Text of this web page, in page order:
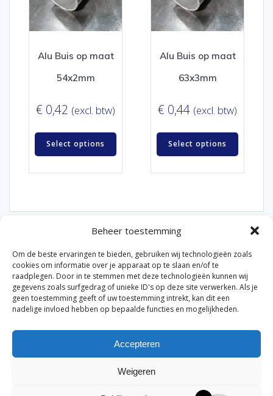
Beheer toestemming
Om de beste ervaringen te bieden, gebruiken wij technologieën zoals
cookies om informatie over je apparaat op te slaan en/of te
raadplegen. Door in te stemmen met deze technologieën kunnen wij
gegevens zoals surfgedrag of unieke ID's op deze site verwerken. Als je
geen toestemming geeft of uw toestemming intrekt, kan dit een
nadelige invloed hebben op bepaalde functies en mogelijkheden.
Accepteren
Weigeren
Alu Buis op maat
54x2mm
€ 0,42 (excl. btw)
Select options
Alu Buis op maat
63x3mm
€ 0,44 (excl. btw)
Select options
© 2026 Van der Bel Las en Radiateurenbedrijf.
Privacyverklaring|Cookiebeleid|Retourbeleid|
Algemene voorwaarden voor consumenten
algemene voorwaarden
Disclaimer